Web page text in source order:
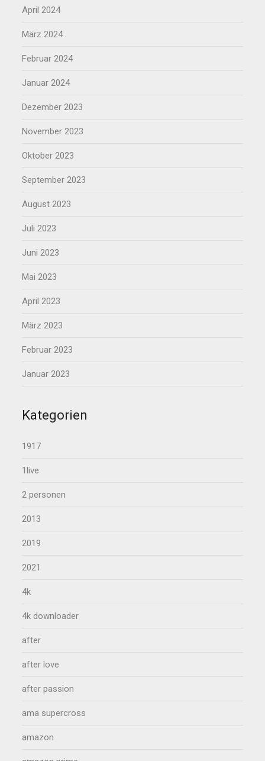
April 2024
März 2024
Februar 2024
Januar 2024
Dezember 2023
November 2023
Oktober 2023
September 2023
August 2023
Juli 2023
Juni 2023
Mai 2023
April 2023
März 2023
Februar 2023
Januar 2023
Kategorien
1917
1live
2 personen
2013
2019
2021
4k
4k downloader
after
after love
after passion
ama supercross
amazon